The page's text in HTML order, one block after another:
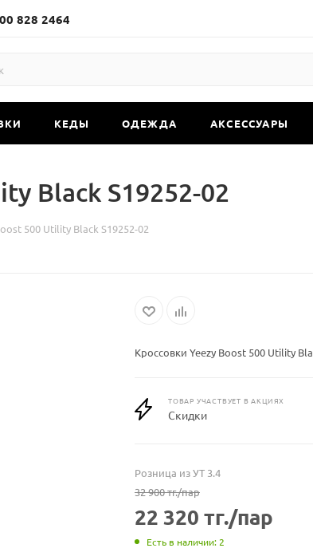
828 2464
КЕДЫ ОДЕЖДА АКСЕССУАРЫ
Black S19252-02
500 Utility Black S19252-02
Кроссовки Yeezy Boost 500 Utility
ТОВАР УЧАСТВУЕТ В АКЦИЯХ
Скидки
Розница из УТ 3.4
32 900тг./пар
22 320 тг./пар
Есть в наличии: 2